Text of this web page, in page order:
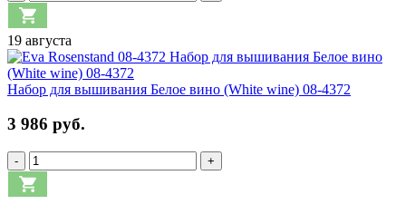
19 августа
Набор для вышивания Белое вино (White wine) 08-4372
3 986 руб.
- +